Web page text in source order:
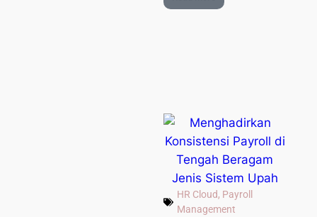
HR Cloud, Payroll
Management